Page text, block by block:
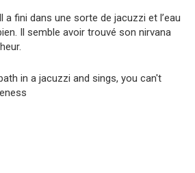
a fini dans une sorte de jacuzzi et l’eau
Il semble avoir trouvé son nirvana